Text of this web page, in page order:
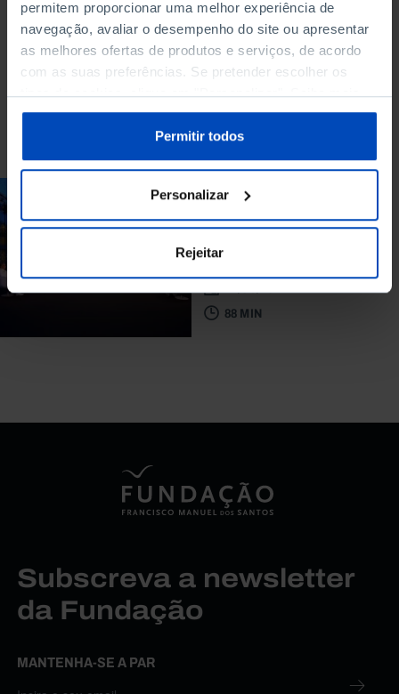
permitem proporcionar uma melhor experiência de
navegação, avaliar o desempenho do site ou apresentar
as melhores ofertas de produtos e serviços, de acordo
com as suas preferências. Se pretender escolher os
tipos de cookies, clique em "Personalizar". Saiba mais
sobre cookies através da gestão de preferências ou da
Política de Cookies.
Permitir todos
Personalizar
Rejeitar
O QUE PROCURA?
Para pesquisar uma expressão coloque-a entre aspas
DEBATE
Mar português: há
uma estratégia?
88 MIN
Subscreva a newsletter
da Fundação
MANTENHA-SE A PAR